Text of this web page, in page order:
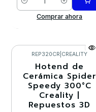
Cantidad
Comprar ahora
-20%
Agotado
REP320CR CREALITY
Hotend de
Cerámica Spider
Speedy 300°C
Creality |
Repuestos 3D